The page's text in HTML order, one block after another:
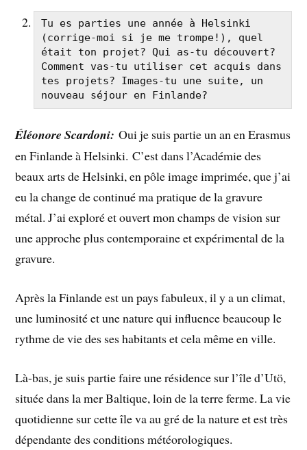
Tu es parties une année à Helsinki
(corrige-moi si je me trompe!), quel
était ton projet? Qui as-tu découvert?
Comment vas-tu utiliser cet acquis dans
tes projets? Images-tu une suite, un
nouveau séjour en Finlande?
Éléonore Scardoni:Oui je suis partie un an en Erasmus
en Finlande à Helsinki. C’est dans l’Académie des
beaux arts de Helsinki, en pôle image imprimée, que j’ai
eu la change de continué ma pratique de la gravure
métal. J’ai exploré et ouvert mon champs de vision sur
une approche plus contemporaine et expérimental de la
gravure.
Après la Finlande est un pays fabuleux, il y a un climat,
une luminosité et une nature qui influence beaucoup le
rythme de vie des ses habitants et cela même en ville.
Là-bas, je suis partie faire une résidence sur l’île d’Utö,
située dans la mer Baltique, loin de la terre ferme. La vie
quotidienne sur cette île va au gré de la nature et est très
dépendante des conditions météorologiques.